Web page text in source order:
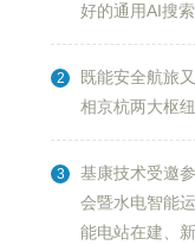
好的通用AI搜索
2
既能安全航旅
相京杭两大枢
3
基康技术受邀
会暨水电智能
能电站在建、